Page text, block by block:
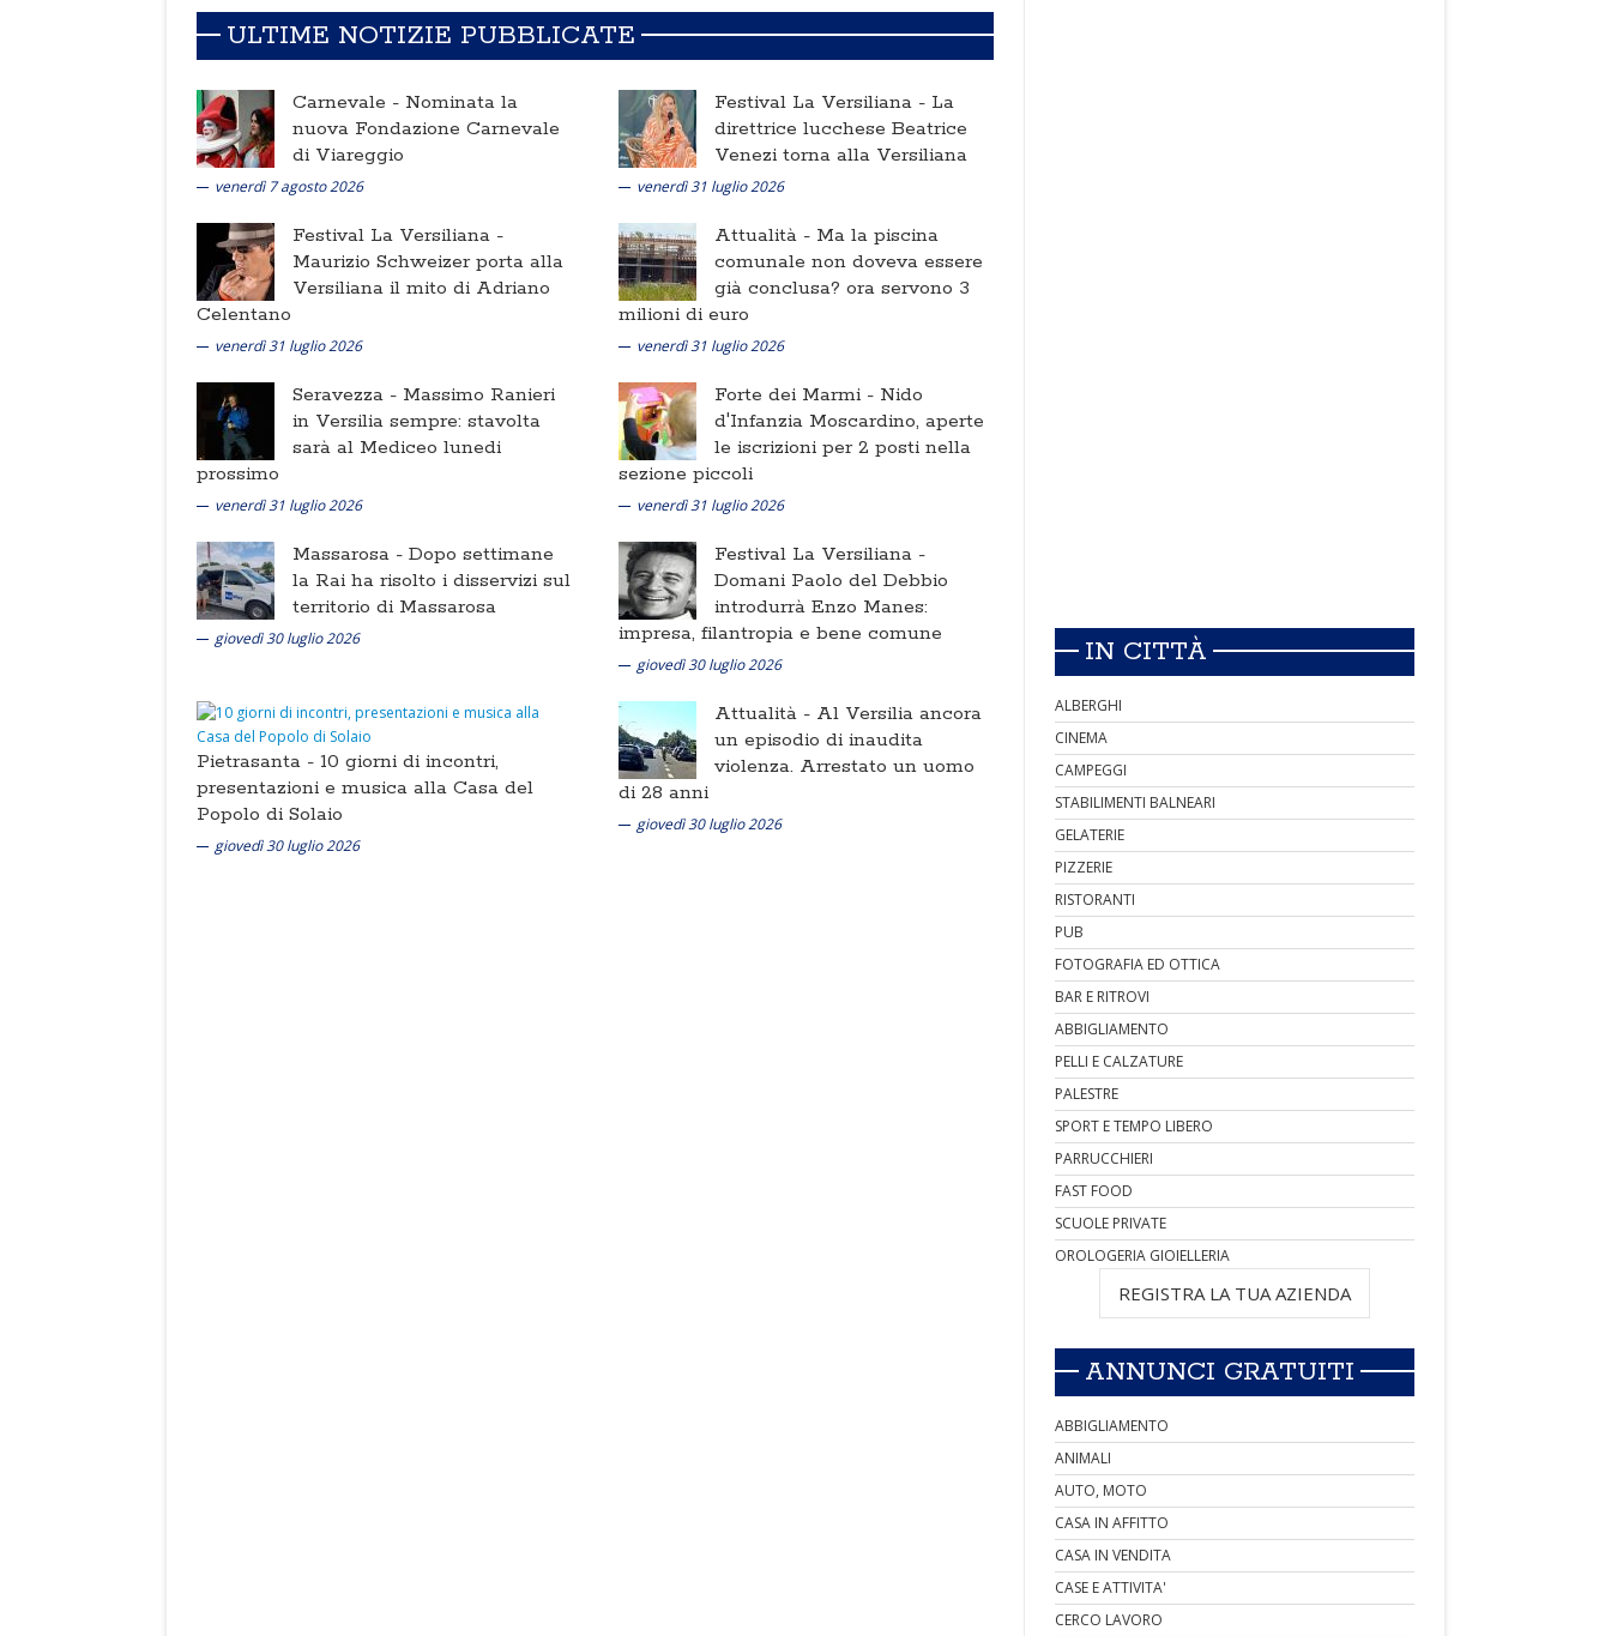
ULTIME NOTIZIE PUBBLICATE
Carnevale - Nominata la
nuova Fondazione Carnevale
di Viareggio
venerdì 7 agosto 2026
Festival La Versiliana - La
direttrice lucchese Beatrice
Venezi torna alla Versiliana
venerdì 31 luglio 2026
Festival La Versiliana -
Maurizio Schweizer porta alla
Versiliana il mito di Adriano
Celentano
venerdì 31 luglio 2026
Attualità - Ma la piscina
comunale non doveva essere
già conclusa? ora servono 3
milioni di euro
venerdì 31 luglio 2026
Seravezza - Massimo Ranieri
in Versilia sempre: stavolta
sarà al Mediceo lunedi
prossimo
venerdì 31 luglio 2026
Forte dei Marmi - Nido
d'Infanzia Moscardino, aperte
le iscrizioni per 2 posti nella
sezione piccoli
venerdì 31 luglio 2026
Massarosa - Dopo settimane
la Rai ha risolto i disservizi sul
territorio di Massarosa
giovedì 30 luglio 2026
Festival La Versiliana -
Domani Paolo del Debbio
introdurrà Enzo Manes:
impresa, filantropia e bene comune
giovedì 30 luglio 2026
Pietrasanta - 10 giorni di incontri,
presentazioni e musica alla Casa del
Popolo di Solaio
giovedì 30 luglio 2026
Attualità - Al Versilia ancora
un episodio di inaudita
violenza. Arrestato un uomo
di 28 anni
giovedì 30 luglio 2026
IN CITTÀ
ALBERGHI
CINEMA
CAMPEGGI
STABILIMENTI BALNEARI
GELATERIE
PIZZERIE
RISTORANTI
PUB
FOTOGRAFIA ED OTTICA
BAR E RITROVI
ABBIGLIAMENTO
PELLI E CALZATURE
PALESTRE
SPORT E TEMPO LIBERO
PARRUCCHIERI
FAST FOOD
SCUOLE PRIVATE
OROLOGERIA GIOIELLERIA
REGISTRA LA TUA AZIENDA
ANNUNCI GRATUITI
ABBIGLIAMENTO
ANIMALI
AUTO, MOTO
CASA IN AFFITTO
CASA IN VENDITA
CASE E ATTIVITA'
CERCO LAVORO